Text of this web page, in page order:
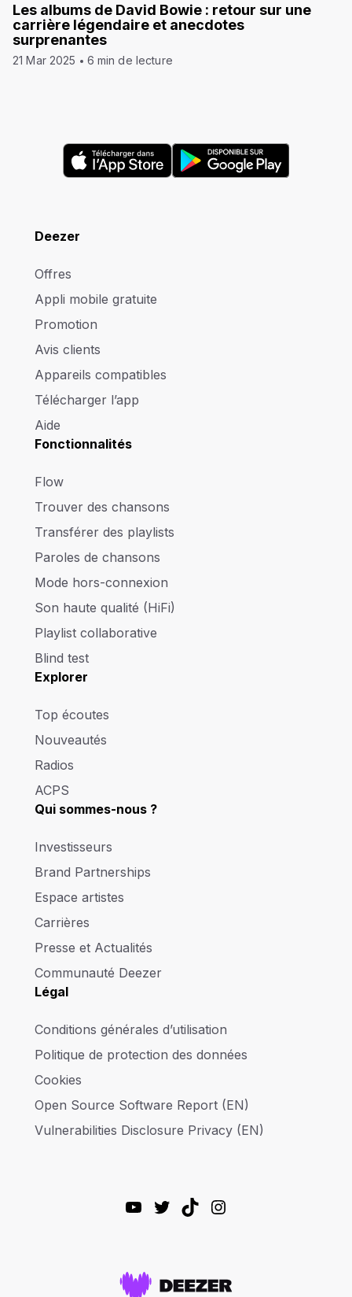
Les albums de David Bowie : retour sur une
carrière légendaire et anecdotes
surprenantes
21 Mar 2025 6 min de lecture
Deezer
Offres
Appli mobile gratuite
Promotion
Avis clients
Appareils compatibles
Télécharger l’app
Aide
Fonctionnalités
Flow
Trouver des chansons
Transférer des playlists
Paroles de chansons
Mode hors-connexion
Son haute qualité (HiFi)
Playlist collaborative
Blind test
Explorer
Top écoutes
Nouveautés
Radios
ACPS
Qui sommes-nous ?
Investisseurs
Brand Partnerships
Espace artistes
Carrières
Presse et Actualités
Communauté Deezer
Légal
Conditions générales d’utilisation
Politique de protection des données
Cookies
Open Source Software Report (EN)
Vulnerabilities Disclosure Privacy (EN)
YouTube
Twitter
TikTokInstagram